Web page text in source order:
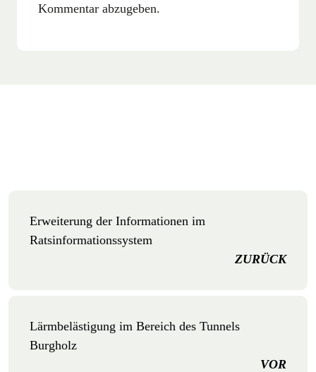
Kommentar abzugeben.
Erweiterung der Informationen im
Ratsinformationssystem
ZURÜCK
Lärmbelästigung im Bereich des Tunnels
Burgholz
VOR